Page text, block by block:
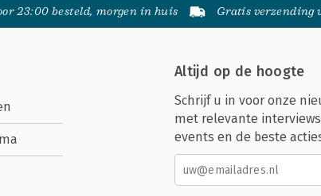
23:00 besteld, morgen in huis Gratis verzending
Altijd op de hoogte
Schrijf u in voor onze
met relevante
events en de beste